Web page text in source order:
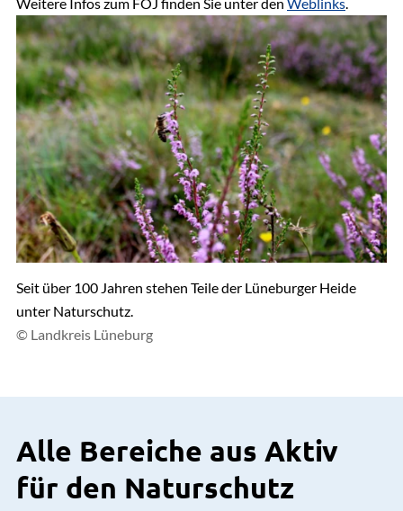
Seit über 100 Jahren stehen Teile der Lüneburger Heide
unter Naturschutz.
© Landkreis Lüneburg
Alle Bereiche aus Aktiv
für den Naturschutz